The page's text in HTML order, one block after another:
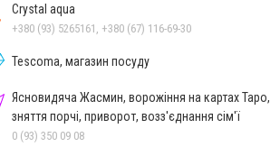
Crystal aqua
+380 (93) 5265161, +380 (67) 116-69-30
Tescoma, магазин посуду
Ясновидяча Жасмин, ворожіння на картах Таро,
зняття порчі, приворот, возз'єднання сім'ї
0 (93) 350 09 08